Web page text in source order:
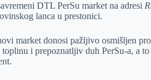
DTL PerSu market na adresi
lanca u prestonici.
market donosi pažljivo osmišljen
i prepoznatljiv duh PerSu-a, a